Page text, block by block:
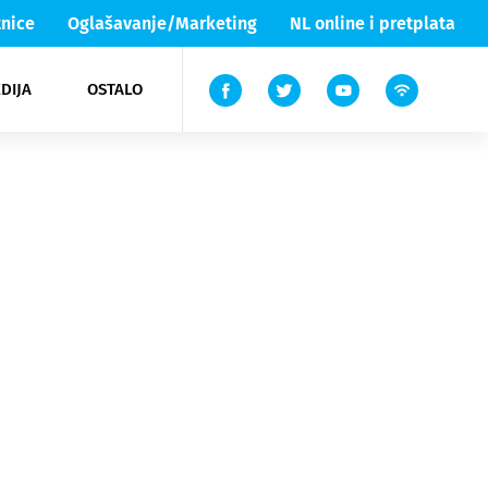
Oglašavanje/Marketing NL online i pretplata
OSTALO
Lika & Senj
TV